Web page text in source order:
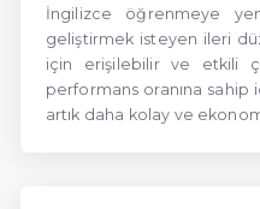
İngilizce öğrenmeye
geliştirmek isteyen ileri
için erişilebilir ve etkili
performans oranına
artık daha kolay ve